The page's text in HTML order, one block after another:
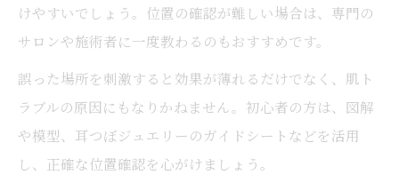
けやすいでしょう。位置の確認が難しい場合は、専門の
サロンや施術者に一度教わるのもおすすめです。
誤った場所を刺激すると効果が薄れるだけでなく、肌ト
ラブルの原因にもなりかねません。初心者の方は、図解
や模型、耳つぼジュエリーのガイドシートなどを活用
し、正確な位置確認を心がけましょう。